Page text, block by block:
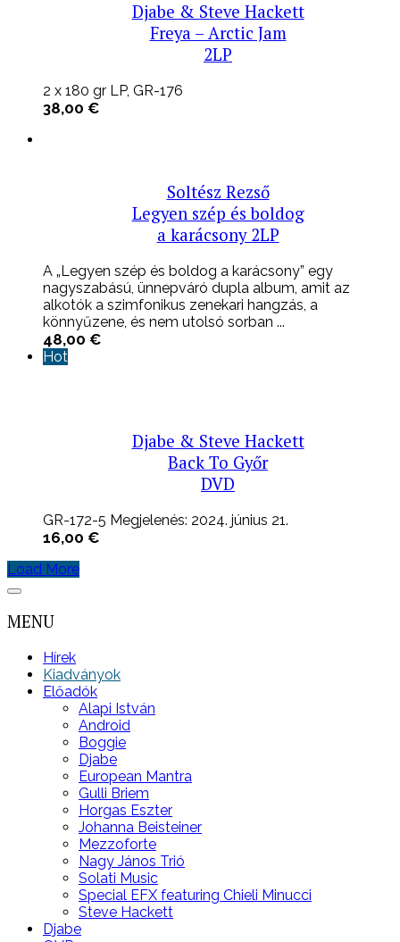
Djabe & Steve Hackett
Freya – Arctic Jam
2LP
2 x 180 gr LP, GR-176
38,00 €
Soltész Rezső
Legyen szép és boldog
a karácsony 2LP
A „Legyen szép és boldog a karácsony” egy
nagyszabású, ünnepváró dupla album, amit az
alkotók a szimfonikus zenekari hangzás, a
könnyűzene, és nem utolsó sorban ...
48,00 €
Hot
Djabe & Steve Hackett
Back To Győr
DVD
GR-172-5 Megjelenés: 2024. június 21.
16,00 €
Load More
MENU
Hírek
Kiadványok
Előadók
Alapi István
Android
Boggie
Djabe
European Mantra
Gulli Briem
Horgas Eszter
Johanna Beisteiner
Mezzoforte
Nagy János Trió
Solati Music
Special EFX featuring Chieli Minucci
Steve Hackett
Djabe